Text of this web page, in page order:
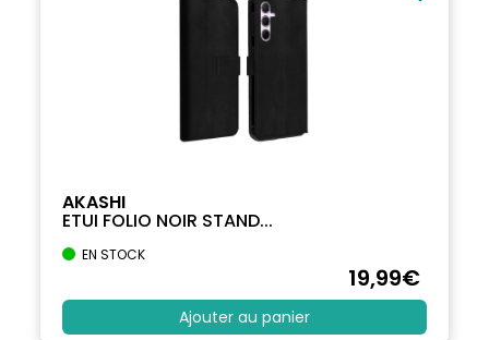
AKASHI
ETUI FOLIO NOIR STAND...
EN STOCK
19,99€
Ajouter au panier